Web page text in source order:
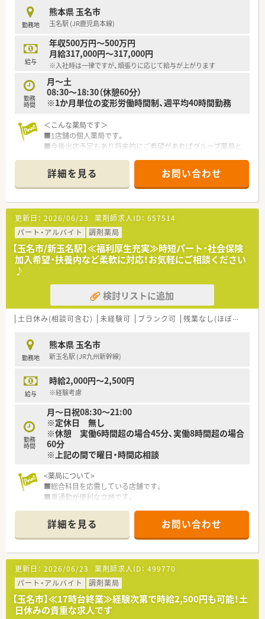
は約124日ございます。
■子育て支援も充実しており男女問わず子育てをしながら働く
方をサポートする様々な制度が整っています。
育休はお子さんが3歳になるまで取得でき、時短勤務は小学校1
年生の修了まで取得可能です。
＜研修制度・スキルアップ体制もばっちり＞
■独自の研修システムを活用し効率的かつ効果的なスキルアッ
プを支援しています。
その他、カフェテリア研修や社内学術大会などその方が目指す社
■将来は専門薬剤師として活躍される方、またはマネージャーと
しての店舗運営に携わる方など、自身の志向に合わせたキャリア
が描けます。
＜こんな方にもおすすめ＞
きたい方
■ライフスタイルに合わせて長くご勤務していきたい方
勤務地
熊本県 玉名市
玉名駅 (JR鹿児島本線)
給与
年収500万円～500万円
月給317,000円～317,000円
※入社時は一律ですが、頑張りに応じて給与が上がります
勤務
時間
月～土
08:30～18:30（休憩60分）
※1か月単位の変形労働時間制、週平均40時間勤務
＜こんな薬局です＞
■1店舗の個人薬局です。
■今後出店予定もあり将来的にご希望があればグループ薬局と
＜こんな店舗です＞
■近隣の耳鼻咽喉科、整形外科クリニックから主に応需していま
す。
■薬局内は白を基調とした綺麗な薬局です。
■投薬カウンターは投薬口ごとに仕切り板を設置し、患者様のプ
ライバシーへの対応を行っています。
■お子様の患者様も多く簡単なキッズスペースを設けています。
■未経験やブランクがある方も歓迎です。慣れるまで丁寧に指
導しますので安心です。
詳細を見る お問い合わせ
更新日： 2026/06/23 薬剤師求人ID： 657514
パート・アルバイト
調剤薬局
【玉名市/新玉名駅】≪福利厚生充実≫時短パート・社会保険
加入希望・扶養内など柔軟に対応！お気軽にご相談ください
♪
検討リストに追加
土日休み(相談可含む) 未経験可 ブランク可 残業なし(ほぼなし含む)
勤務地
熊本県 玉名市
新玉名駅 (JR九州新幹線)
給与
時給2,000円～2,500円
※経験考慮
勤務
時間
月～日祝08:30～21:00
※定休日 無し
※休憩 実働6時間超の場合45分、実働8時間超の場合
60分
※上記の間で曜日・時間応相談
<薬局について>
■総合科目を応需している店舗です。
■車通勤が便利な立地です。
<こんな方にオススメ>
■人数体制充実した店舗で勤務したい方
■大手調剤薬局の安定した経済基盤で、腰を据えて長く勤務した
い方
＼こんな企業です／
○全国に1,000店舗以上を展開する大手調剤薬局です。
○東京大学病院をはじめ全国の病院の敷地内に薬局を持ってい
ます。
病診薬連携を強化することで、地域にお住いの患者様に高度な
詳細を見る お問い合わせ
更新日： 2026/06/23 薬剤師求人ID： 499770
パート・アルバイト
調剤薬局
【玉名市】≪17時台終業≫経験次第で時給2,500円も可能！土
日休みの貴重な求人です